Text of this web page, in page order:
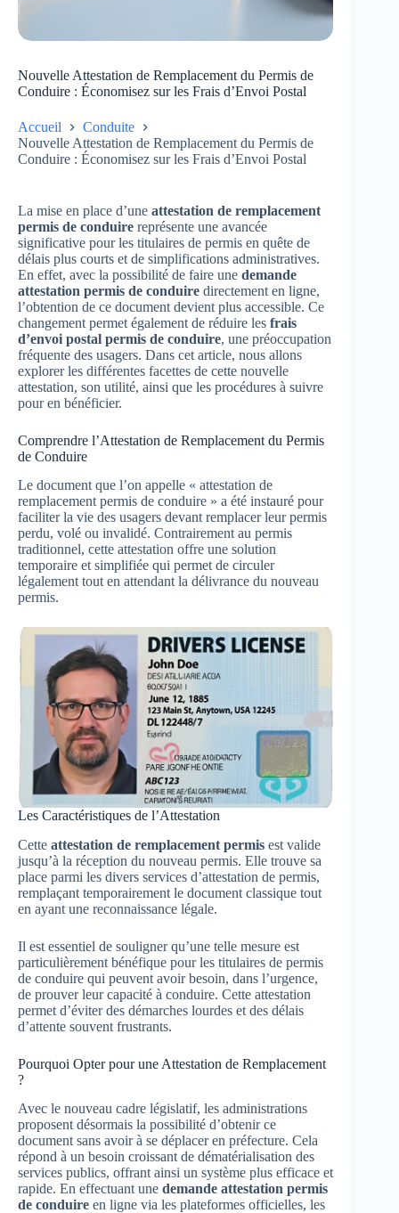
Nouvelle Attestation de Remplacement du Permis de
Conduire : Économisez sur les Frais d’Envoi Postal
Accueil
Conduite
Nouvelle Attestation de Remplacement du Permis de
Conduire : Économisez sur les Frais d’Envoi Postal
La mise en place d’une attestation de remplacement
permis de conduire représente une avancée
significative pour les titulaires de permis en quête de
délais plus courts et de simplifications administratives.
En effet, avec la possibilité de faire une demande
attestation permis de conduire directement en ligne,
l’obtention de ce document devient plus accessible. Ce
changement permet également de réduire les frais
d’envoi postal permis de conduire, une préoccupation
fréquente des usagers. Dans cet article, nous allons
explorer les différentes facettes de cette nouvelle
attestation, son utilité, ainsi que les procédures à suivre
pour en bénéficier.
Comprendre l’Attestation de Remplacement du Permis
de Conduire
Le document que l’on appelle « attestation de
remplacement permis de conduire » a été instauré pour
faciliter la vie des usagers devant remplacer leur permis
perdu, volé ou invalidé. Contrairement au permis
traditionnel, cette attestation offre une solution
temporaire et simplifiée qui permet de circuler
légalement tout en attendant la délivrance du nouveau
permis.
Les Caractéristiques de l’Attestation
Cette attestation de remplacement permis est valide
jusqu’à la réception du nouveau permis. Elle trouve sa
place parmi les divers services d’attestation de permis,
remplaçant temporairement le document classique tout
en ayant une reconnaissance légale.
Il est essentiel de souligner qu’une telle mesure est
particulièrement bénéfique pour les titulaires de permis
de conduire qui peuvent avoir besoin, dans l’urgence,
de prouver leur capacité à conduire. Cette attestation
permet d’éviter des démarches lourdes et des délais
d’attente souvent frustrants.
Pourquoi Opter pour une Attestation de Remplacement
?
Avec le nouveau cadre législatif, les administrations
proposent désormais la possibilité d’obtenir ce
document sans avoir à se déplacer en préfecture. Cela
répond à un besoin croissant de dématérialisation des
services publics, offrant ainsi un système plus efficace et
rapide. En effectuant une demande attestation permis
de conduire en ligne via les plateformes officielles, les